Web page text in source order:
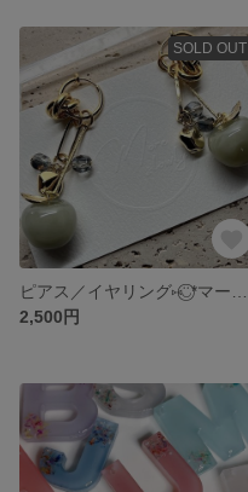
SOLD OUT
2,500円